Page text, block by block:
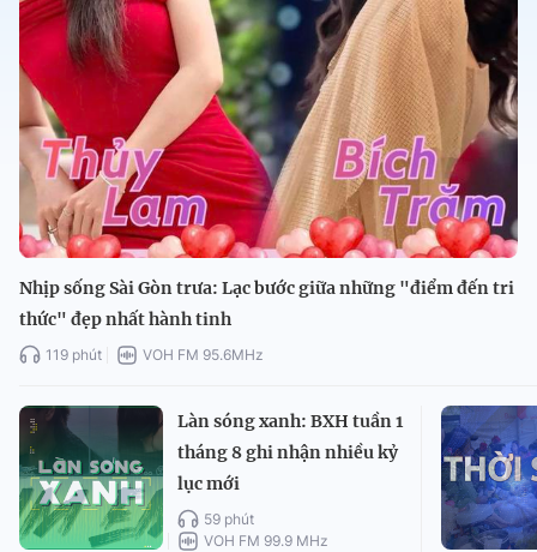
Nhịp sống Sài Gòn trưa: Lạc bước giữa những "điểm đến tri
thức" đẹp nhất hành tinh
119 phút VOH FM 95.6MHz
Làn sóng xanh: BXH tuần 1
tháng 8 ghi nhận nhiều kỷ
lục mới
59 phút
VOH FM 99.9 MHz